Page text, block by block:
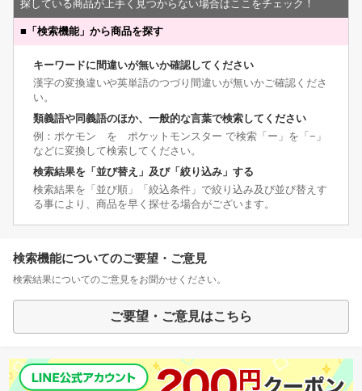
探している商品が上手く見つからない場合はここをチェック！
■ 「検索機能」から商品を探す
キーワードに間違いが無いか確認してください
漢字の変換違いや英単語のつづり間違いが無いかご確認くださ
い。
類義語や同義語のほか、一般的な言葉で検索してください
例：ポケモン を ポケットモンスター で検索「ー」を「−」
などに変換して検索してください。
検索結果を「並び替え」及び「絞り込み」する
検索結果を「並び順」「絞込条件」で絞り込み及び並び替えす
る事により、商品を早く探せる場合がございます。
検索機能についてのご要望・ご意見
検索結果についてのご意見をお聞かせください。
ご要望・ご意見はこちら